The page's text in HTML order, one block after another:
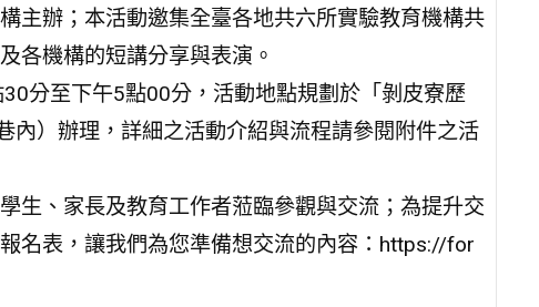
主辦；本活動邀集全臺各地共六所實驗教育機構共
各機構的短講分享與表演。
分至下午5點00分，活動地點規劃於「剝皮寮歷
內）辦理，詳細之活動介紹與流程請參閱附件之活
生、家長及教育工作者蒞臨參觀與交流；為提升交
名表，讓我們為您準備想交流的內容：https://for